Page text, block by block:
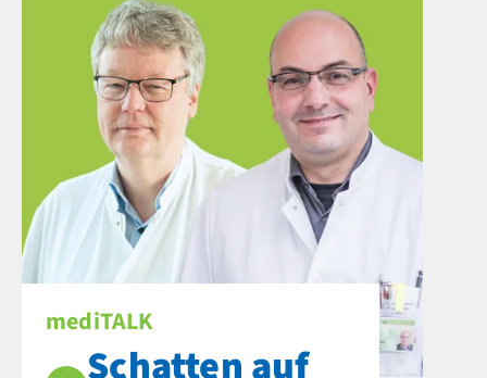
mediTALK
Schatten auf